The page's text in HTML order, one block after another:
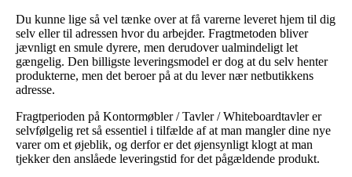
Du kunne lige så vel tænke over at få varerne leveret hjem til dig
selv eller til adressen hvor du arbejder. Fragtmetoden bliver
jævnligt en smule dyrere, men derudover ualmindeligt let
gængelig. Den billigste leveringsmodel er dog at du selv henter
produkterne, men det beroer på at du lever nær netbutikkens
adresse.
Fragtperioden på Kontormøbler / Tavler / Whiteboardtavler er
selvfølgelig ret så essentiel i tilfælde af at man mangler dine nye
varer om et øjeblik, og derfor er det øjensynligt klogt at man
tjekker den anslåede leveringstid for det pågældende produkt.